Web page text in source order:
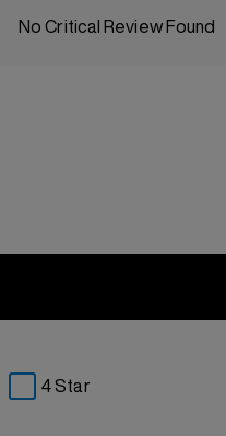
No Critical Review Found
4 Star